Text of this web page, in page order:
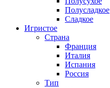
Полусладкое
Сладкое
Игристое
Страна
Франция
Италия
Испания
Россия
Тип